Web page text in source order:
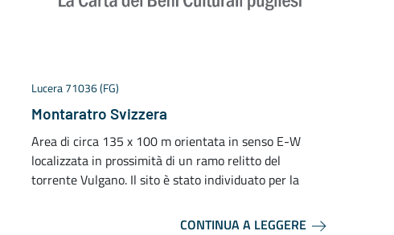
Lucera 71036 (FG)
Montaratro Svizzera
Area di circa 135 x 100 m orientata in senso E-W
localizzata in prossimità di un ramo relitto del
torrente Vulgano. Il sito è stato individuato per la
CONTINUA A LEGGERE